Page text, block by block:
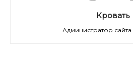
Кровать
Администратор